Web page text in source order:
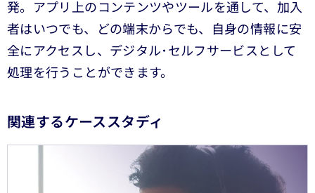
発。アプリ上のコンテンツやツールを通して、加入
者はいつでも、どの端末からでも、自身の情報に安
全にアクセスし、デジタル･セルフサービスとして
処理を行うことができます。
関連するケーススタディ